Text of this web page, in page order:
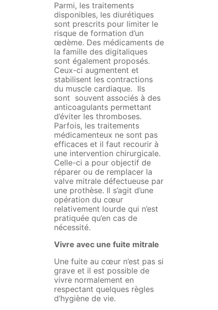
Parmi, les traitements
disponibles, les diurétiques
sont prescrits pour limiter le
risque de formation d’un
œdème. Des médicaments de
la famille des digitaliques
sont également proposés.
Ceux-ci augmentent et
stabilisent les contractions
du muscle cardiaque. Ils
sont souvent associés à des
anticoagulants permettant
d’éviter les thromboses.
Parfois, les traitements
médicamenteux ne sont pas
efficaces et il faut recourir à
une intervention chirurgicale.
Celle-ci a pour objectif de
réparer ou de remplacer la
valve mitrale défectueuse par
une prothèse. Il s’agit d’une
opération du cœur
relativement lourde qui n’est
pratiquée qu’en cas de
nécessité.
Vivre avec une fuite mitrale
Une fuite au cœur n’est pas si
grave et il est possible de
vivre normalement en
respectant quelques règles
d’hygiène de vie.